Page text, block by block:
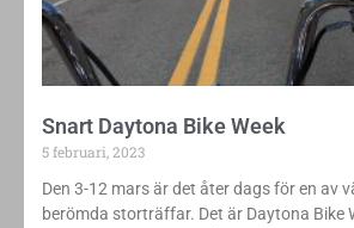
Snart Daytona Bike Week
5 februari, 2023
Den 3-12 mars är det åter dags för en av
berömda storträffar. Det är Daytona Bike